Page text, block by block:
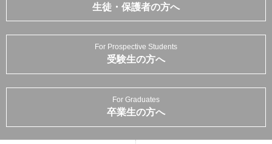
生徒・保護者の方へ
For Prospective Students
受験生の方へ
For Graduates
卒業生の方へ